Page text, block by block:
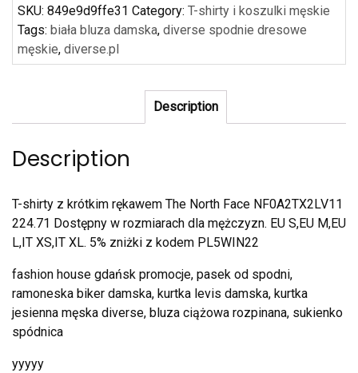
SKU: 849e9d9ffe31 Category: T-shirty i koszulki męskie
Tags: biała bluza damska, diverse spodnie dresowe
męskie, diverse.pl
Description
Description
T-shirty z krótkim rękawem The North Face NF0A2TX2LV11
224.71 Dostępny w rozmiarach dla mężczyzn. EU S,EU M,EU
L,IT XS,IT XL. 5% zniżki z kodem PL5WIN22
fashion house gdańsk promocje, pasek od spodni,
ramoneska biker damska, kurtka levis damska, kurtka
jesienna męska diverse, bluza ciążowa rozpinana, sukienko
spódnica
yyyyy